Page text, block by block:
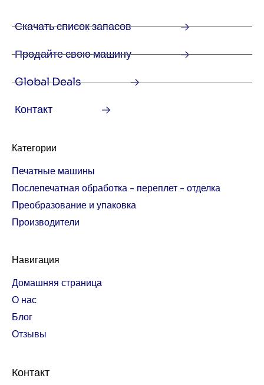
Скачать список запасов
Продайте свою машину
Global Deals
Контакт
Категории
Печатные машины
Послепечатная обработка - переплет - отделка
Преобразование и упаковка
Производители
Навигация
Домашняя страница
О нас
Блог
Отзывы
Контакт